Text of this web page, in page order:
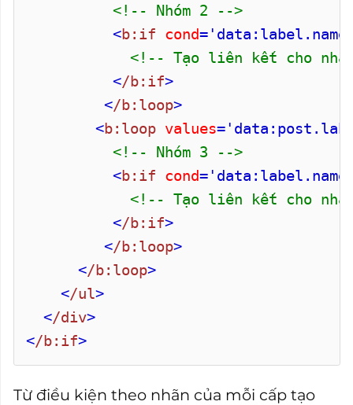
<!-- Nhóm 2 -->
<b:if cond
<!-- Tạo liên kết cho
</b:if>
</b:loop>
<b:loop values
<!-- Nhóm 3 -->
<b:if cond
<!-- Tạo liên kết cho
</b:if>
</b:loop>
</b:loop>
</ul>
</div>
</b:if>
Từ điều kiện theo nhãn của mỗi cấp tạo